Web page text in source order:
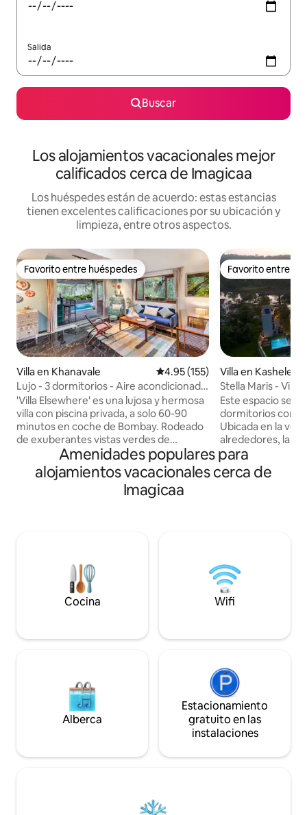
Salida
Buscar
Los alojamientos vacacionales mejor
calificados cerca de Imagicaa
Los huéspedes están de acuerdo: estas estancias
tienen excelentes calificaciones por su ubicación y
limpieza, entre otros aspectos.
Favorito entre huéspedes
Favorito entre huéspedes
Villa en Khanavale Calificación promedio: 4.95 de
4.95 (155)
Lujo - 3 dormitorios - Aire acondicionado
- Villa con piscina - en Panvel
'Villa Elsewhere' es una lujosa y hermosa
villa con piscina privada, a solo 60-90
minutos en coche de Bombay. Rodeado
de exuberantes vistas verdes de
campos, colinas y sonidos de la
naturaleza. La villa tiene 3 dormitorios
con aire acondicionado en suite, una
gran sala de estar con aire
mascotas (* tarifa adicional). ¡RESERVA
para relajarte en un ambiente tranquilo,
para una reunión o para organizar la
mejor parte de la historia!
Favorito entre
Favorito entre
Villa en Kashele
Stella Maris - Villa
Karjat
Este espacio
dormitorios con
Ubicada en la
alrededores, la
atardecer cada
y hermosa pintura. Cuenta con
Machan para
al aire libre y comedor,
relájate, explora, vive! *No se
reservas de
Amenidades populares para
alojamientos vacacionales cerca de
Imagicaa
Cocina Wifi
Alberca
Estacionamiento
gratuito en las
instalaciones